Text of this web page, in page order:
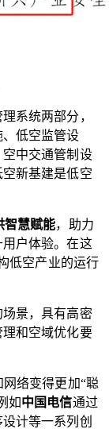
系统两部分，
低空监管设
中交通管制设
新基建是低空
智慧赋能，助力
户体验。在这
低空产业的运行
景，具有高密
和空域优化要
络变得更加“聪
如中国电信通过
计等一系列创